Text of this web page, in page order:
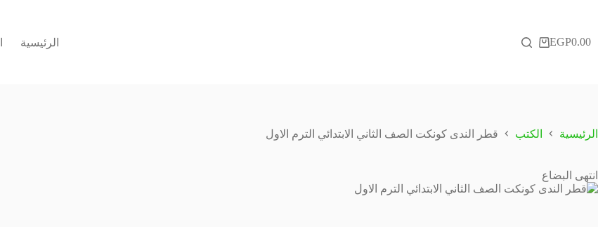
عربةEGP0.00 الرئيسية
الرئيسية الكتب قطر الندى كونكت الصف الثاني الابتدائي الترم الاول
انتهى البضاع